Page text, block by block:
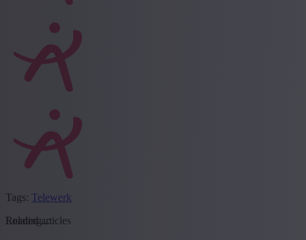
Tags: Telewerk
Loading...
Related articles